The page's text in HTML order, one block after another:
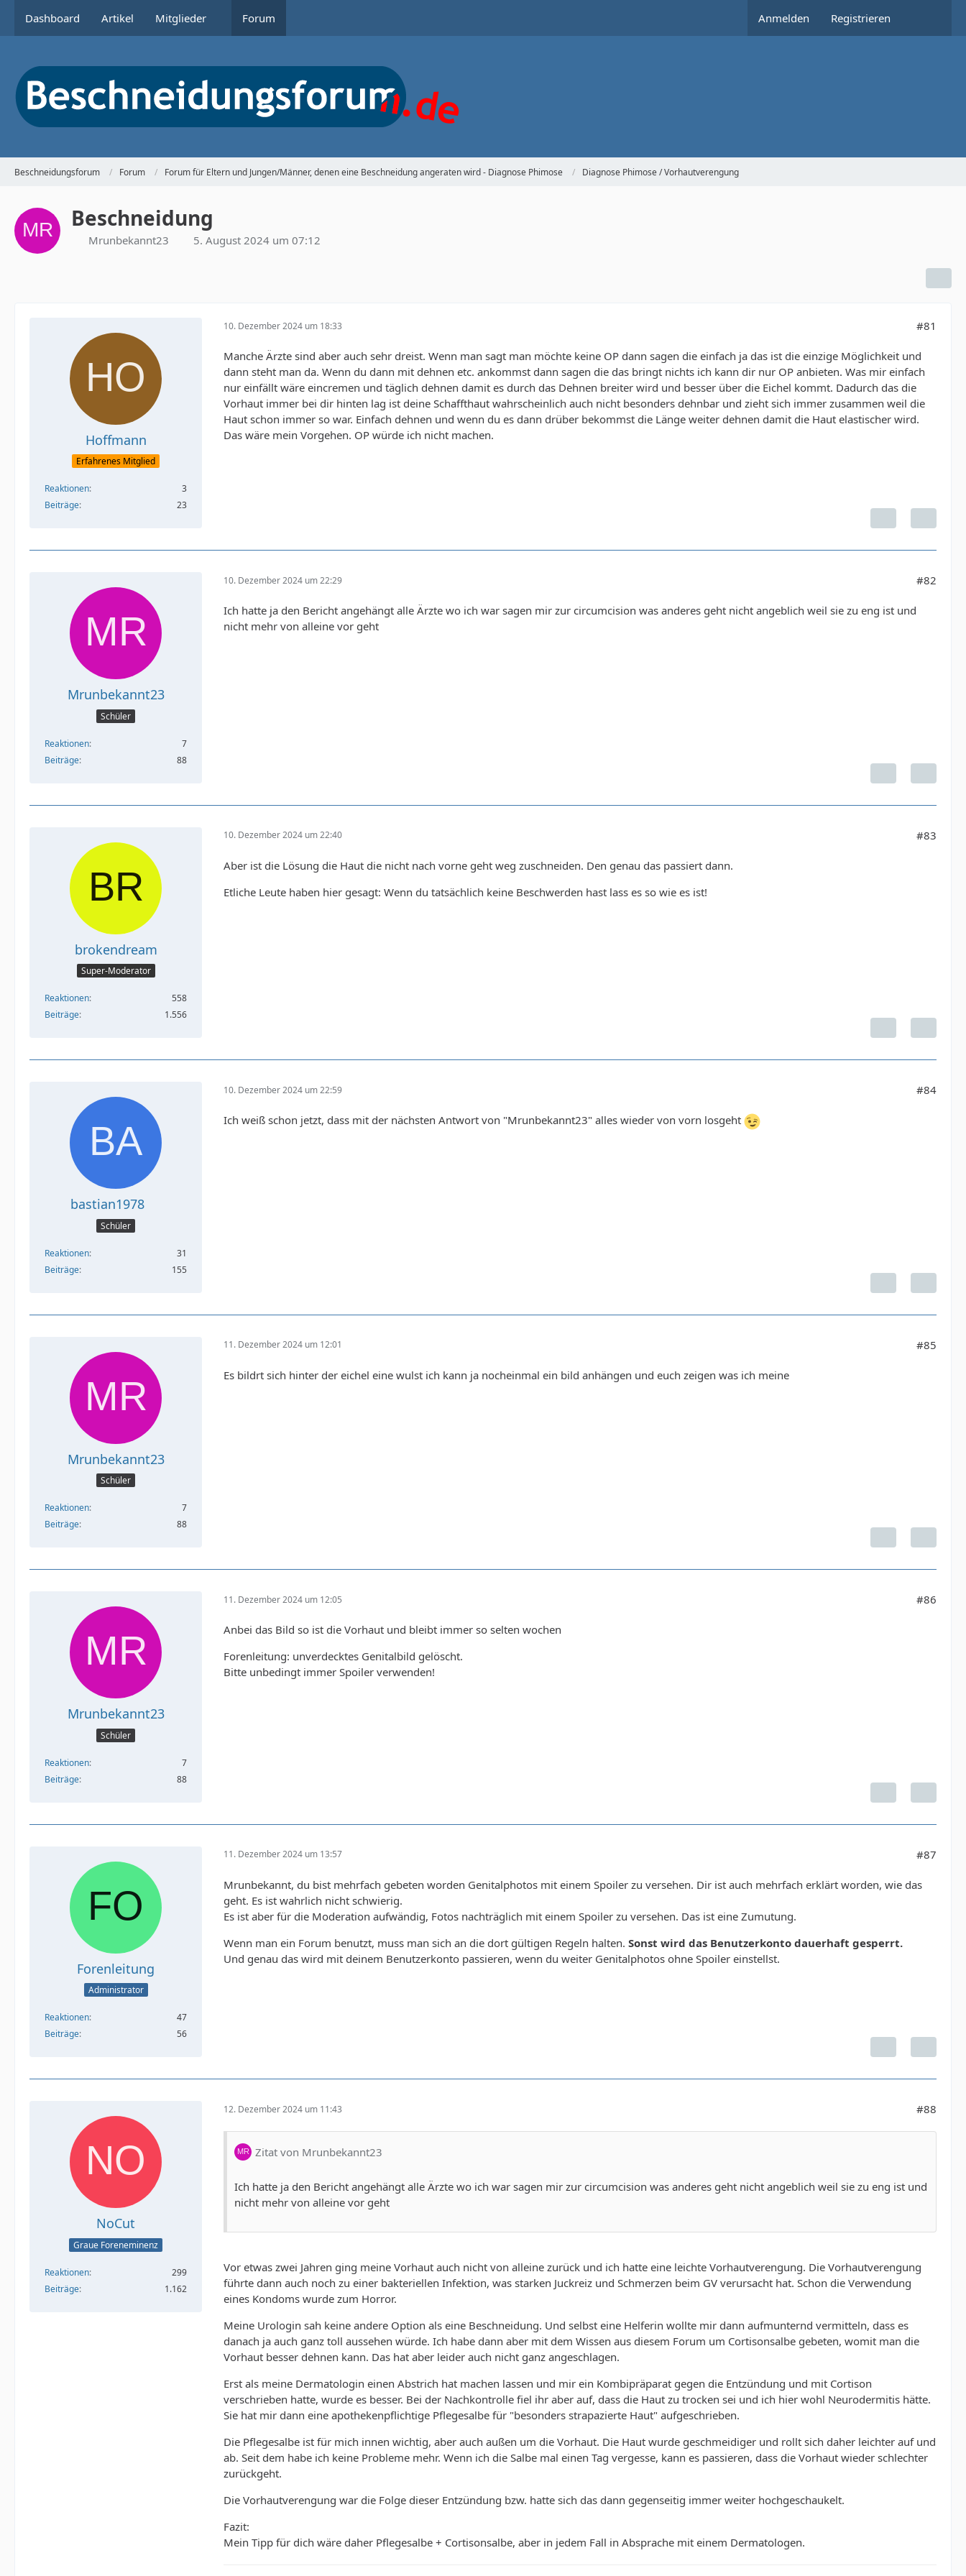
Dashboard Artikel Mitglieder Forum Anmelden Registrieren
Beschneidungsforum Forum Forum für Eltern und Jungen/Männer, denen eine Beschneidung angeraten wird - Diagnose Phimose Diagnose Phimose / Vorhautverengung
Beschneidung
Mrunbekannt23 5. August 2024 um 07:12
Hoffmann
Erfahrenes Mitglied
Reaktionen
3
Beiträge
23
10. Dezember 2024 um 18:33 #81
Manche Ärzte sind aber auch sehr dreist. Wenn man sagt man möchte keine OP dann sagen die einfach ja das ist die einzige Möglichkeit und
dann steht man da. Wenn du dann mit dehnen etc. ankommst dann sagen die das bringt nichts ich kann dir nur OP anbieten. Was mir einfach
nur einfällt wäre eincremen und täglich dehnen damit es durch das Dehnen breiter wird und besser über die Eichel kommt. Dadurch das die
Vorhaut immer bei dir hinten lag ist deine Schaffthaut wahrscheinlich auch nicht besonders dehnbar und zieht sich immer zusammen weil die
Haut schon immer so war. Einfach dehnen und wenn du es dann drüber bekommst die Länge weiter dehnen damit die Haut elastischer wird.
Das wäre mein Vorgehen. OP würde ich nicht machen.
Mrunbekannt23
Schüler
Reaktionen
7
Beiträge
88
10. Dezember 2024 um 22:29 #82
Ich hatte ja den Bericht angehängt alle Ärzte wo ich war sagen mir zur circumcision was anderes geht nicht angeblich weil sie zu eng ist und
nicht mehr von alleine vor geht
brokendream
Super-Moderator
Reaktionen
558
Beiträge
1.556
10. Dezember 2024 um 22:40 #83
Aber ist die Lösung die Haut die nicht nach vorne geht weg zuschneiden. Den genau das passiert dann.
Etliche Leute haben hier gesagt: Wenn du tatsächlich keine Beschwerden hast lass es so wie es ist!
bastian1978
Schüler
Reaktionen
31
Beiträge
155
10. Dezember 2024 um 22:59 #84
Ich weiß schon jetzt, dass mit der nächsten Antwort von "Mrunbekannt23" alles wieder von vorn losgeht
Mrunbekannt23
Schüler
Reaktionen
7
Beiträge
88
11. Dezember 2024 um 12:01 #85
Es bildrt sich hinter der eichel eine wulst ich kann ja nocheinmal ein bild anhängen und euch zeigen was ich meine
Mrunbekannt23
Schüler
Reaktionen
7
Beiträge
88
11. Dezember 2024 um 12:05 #86
Anbei das Bild so ist die Vorhaut und bleibt immer so selten wochen
Forenleitung: unverdecktes Genitalbild gelöscht.
Bitte unbedingt immer Spoiler verwenden!
Forenleitung
Administrator
Reaktionen
47
Beiträge
56
11. Dezember 2024 um 13:57 #87
Mrunbekannt, du bist mehrfach gebeten worden Genitalphotos mit einem Spoiler zu versehen. Dir ist auch mehrfach erklärt worden, wie das
geht. Es ist wahrlich nicht schwierig.
Es ist aber für die Moderation aufwändig, Fotos nachträglich mit einem Spoiler zu versehen. Das ist eine Zumutung.
Wenn man ein Forum benutzt, muss man sich an die dort gültigen Regeln halten. Sonst wird das Benutzerkonto dauerhaft gesperrt.
Und genau das wird mit deinem Benutzerkonto passieren, wenn du weiter Genitalphotos ohne Spoiler einstellst.
NoCut
Graue Foreneminenz
Reaktionen
299
Beiträge
1.162
12. Dezember 2024 um 11:43 #88
Zitat von Mrunbekannt23
Ich hatte ja den Bericht angehängt alle Ärzte wo ich war sagen mir zur circumcision was anderes geht nicht angeblich weil sie zu eng ist und
nicht mehr von alleine vor geht
Vor etwas zwei Jahren ging meine Vorhaut auch nicht von alleine zurück und ich hatte eine leichte Vorhautverengung. Die Vorhautverengung
führte dann auch noch zu einer bakteriellen Infektion, was starken Juckreiz und Schmerzen beim GV verursacht hat. Schon die Verwendung
eines Kondoms wurde zum Horror.
Meine Urologin sah keine andere Option als eine Beschneidung. Und selbst eine Helferin wollte mir dann aufmunternd vermitteln, dass es
danach ja auch ganz toll aussehen würde. Ich habe dann aber mit dem Wissen aus diesem Forum um Cortisonsalbe gebeten, womit man die
Vorhaut besser dehnen kann. Das hat aber leider auch nicht ganz angeschlagen.
Erst als meine Dermatologin einen Abstrich hat machen lassen und mir ein Kombipräparat gegen die Entzündung und mit Cortison
verschrieben hatte, wurde es besser. Bei der Nachkontrolle fiel ihr aber auf, dass die Haut zu trocken sei und ich hier wohl Neurodermitis hätte.
Sie hat mir dann eine apothekenpflichtige Pflegesalbe für "besonders strapazierte Haut" aufgeschrieben.
Die Pflegesalbe ist für mich innen wichtig, aber auch außen um die Vorhaut. Die Haut wurde geschmeidiger und rollt sich daher leichter auf und
ab. Seit dem habe ich keine Probleme mehr. Wenn ich die Salbe mal einen Tag vergesse, kann es passieren, dass die Vorhaut wieder schlechter
zurückgeht.
Die Vorhautverengung war die Folge dieser Entzündung bzw. hatte sich das dann gegenseitig immer weiter hochgeschaukelt.
Fazit:
Mein Tipp für dich wäre daher Pflegesalbe + Cortisonsalbe, aber in jedem Fall in Absprache mit einem Dermatologen.